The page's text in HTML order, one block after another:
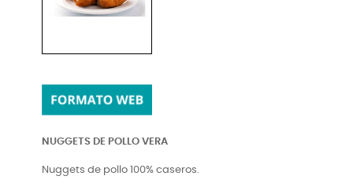
NUGGETS DE POLLO VERA
Nuggets de pollo 100% caseros.